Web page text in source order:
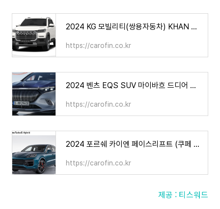
2024 KG 모빌리티(쌍용자동차) KHAN 칸 가격 제원 연비(쿨멘 포함)
https://carofin.co.kr
2024 벤츠 EQS SUV 마이바흐 드디어 출시된다, 가격 제원 연비
https://carofin.co.kr
2024 포르쉐 카이엔 페이스리프트 (쿠페 포함) 가격 제원 연비
https://carofin.co.kr
제공 : 티스워드